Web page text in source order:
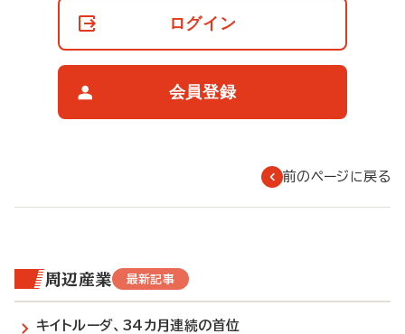
ログイン
会員登録
前のページに戻る
周辺産業 最新記事
キイトルーダ、34カ月連続の首位